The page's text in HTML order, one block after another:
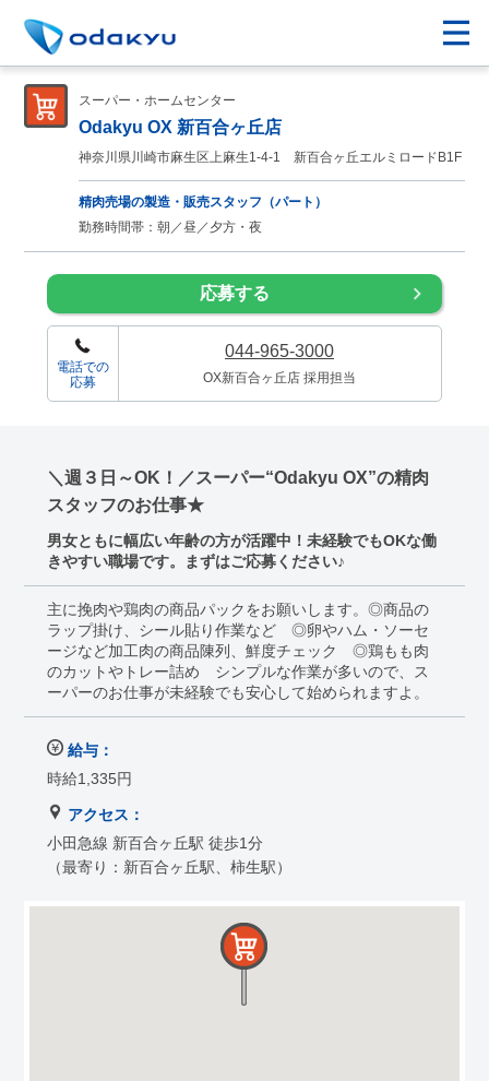
スーパー・ホームセンター
Odakyu OX 新百合ヶ丘店
神奈川県川崎市麻生区上麻生1-4-1 新百合ヶ丘エルミロードB1F
精肉売場の製造・販売スタッフ（パート）
勤務時間帯：朝／昼／夕方・夜
応募する
電話での
応募
044-965-3000
OX新百合ヶ丘店 採用担当
＼週３日～OK！／スーパー“Odakyu OX”の精肉
スタッフのお仕事★
男女ともに幅広い年齢の方が活躍中！未経験でもOKな働
きやすい職場です。まずはご応募ください♪
主に挽肉や鶏肉の商品パックをお願いします。◎商品の
ラップ掛け、シール貼り作業など ◎卵やハム・ソーセ
ージなど加工肉の商品陳列、鮮度チェック ◎鶏もも肉
のカットやトレー詰め シンプルな作業が多いので、ス
ーパーのお仕事が未経験でも安心して始められますよ。
給与：
時給1,335円
アクセス：
小田急線 新百合ヶ丘駅 徒歩1分
（最寄り：新百合ヶ丘駅、柿生駅）